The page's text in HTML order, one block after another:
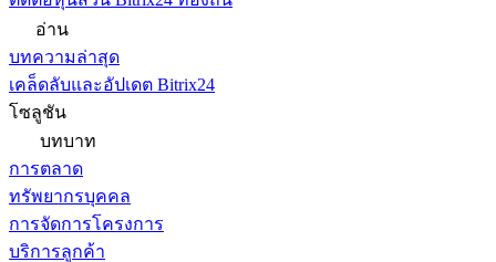
อ่าน
บทความล่าสุด
เคล็ดลับและอัปเดต Bitrix24
โซลูชัน
บทบาท
การตลาด
ทรัพยากรบุคคล
การจัดการโครงการ
บริการลูกค้า